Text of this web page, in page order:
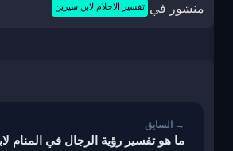
منشور في تفسير الاحلام لابن سيرين
ما هو تفسير رؤية الرجال في المنام